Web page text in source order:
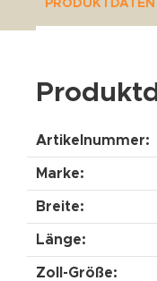
PRODUKTDATEN
Artikelnummer:
Marke:
Breite:
Länge:
Zoll-Größe: